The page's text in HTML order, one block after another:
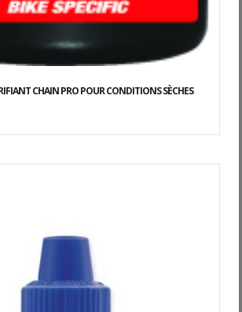
CHAIN PRO POUR CONDITIONS SÈCHES